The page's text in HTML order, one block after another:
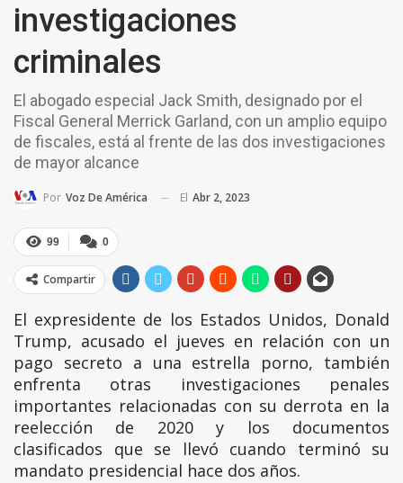
investigaciones
criminales
El abogado especial Jack Smith, designado por el
Fiscal General Merrick Garland, con un amplio equipo
de fiscales, está al frente de las dos investigaciones
de mayor alcance
Por Voz De América El Abr 2, 2023
0
99
Compartir
El expresidente de los Estados Unidos, Donald
Trump, acusado el jueves en relación con un
pago secreto a una estrella porno, también
enfrenta otras investigaciones penales
importantes relacionadas con su derrota en la
reelección de 2020 y los documentos
clasificados que se llevó cuando terminó su
mandato presidencial hace dos años.